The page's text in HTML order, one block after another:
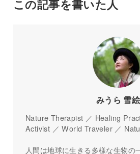
この記事を書いた人
みうら 雪絵
Nature Therapist ／ Healing
Activist ／ World Traveler ／
人間は地球に生きる多様な生物の